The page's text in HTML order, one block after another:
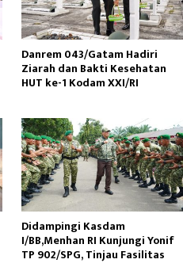
Danrem 043/Gatam Hadiri
Ziarah dan Bakti Kesehatan
HUT ke-1 Kodam XXI/RI
Didampingi Kasdam
I/BB,Menhan RI Kunjungi Yonif
TP 902/SPG, Tinjau Fasilitas